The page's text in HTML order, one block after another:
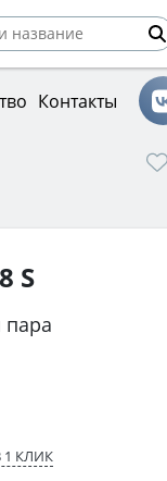
Контакты
S
1 КЛИК